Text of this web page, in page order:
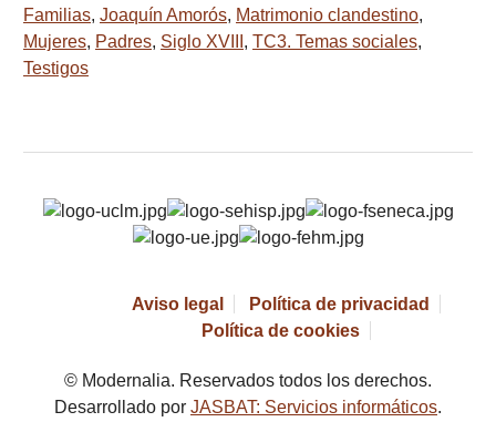
Familias, Joaquín Amorós, Matrimonio clandestino,
Mujeres, Padres, Siglo XVIII , TC3. Temas sociales,
Testigos
Aviso legal
Política de privacidad
Política de cookies
© Modernalia. Reservados todos los derechos.
Desarrollado por JASBAT: Servicios informáticos.